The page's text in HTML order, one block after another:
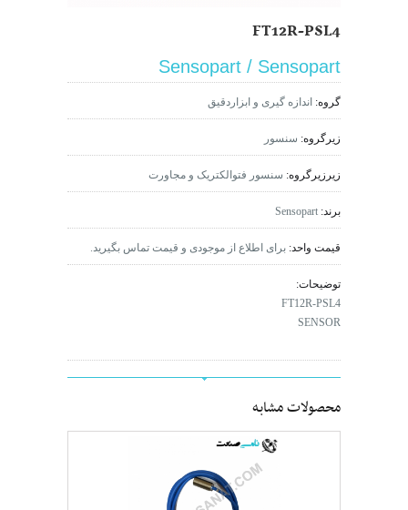
FT12R-PSL4
Sensopart / Sensopart
گروه: اندازه گیری و ابزاردقیق
زیرگروه: سنسور
زیرزیرگروه: سنسور فتوالکتریک و مجاورت
برند: Sensopart
قیمت واحد: برای اطلاع از موجودی و قیمت تماس بگیرید.
توضیحات:
FT12R-PSL4
SENSOR
محصولات مشابه